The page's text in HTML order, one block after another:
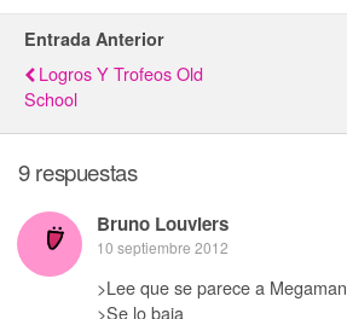
Entrada Anterior
Logros Y Trofeos Old
School
9 respuestas
Bruno Louviers
10 septiembre 2012
>Lee que se parece a Megaman
>Se lo baja